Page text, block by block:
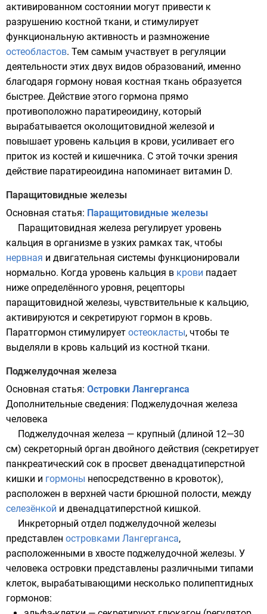
активированном состоянии могут привести к
разрушению костной ткани, и стимулирует
функциональную активность и размножение
остеобластов. Тем самым участвует в регуляции
деятельности этих двух видов образований, именно
благодаря гормону новая костная ткань образуется
быстрее. Действие этого гормона прямо
противоположно паратиреоидину, который
вырабатывается околощитовидной железой и
повышает уровень кальция в крови, усиливает его
приток из костей и кишечника. С этой точки зрения
действие паратиреоидина напоминает витамин D.
Паращитовидные железы
Основная статья: Паращитовидные железы
Паращитовидная железа регулирует уровень
кальция в организме в узких рамках так, чтобы
нервная и двигательная системы функционировали
нормально. Когда уровень кальция в крови падает
ниже определённого уровня, рецепторы
паращитовидной железы, чувствительные к кальцию,
активируются и секретируют гормон в кровь.
Паратгормон стимулирует остеокласты, чтобы те
выделяли в кровь кальций из костной ткани.
Поджелудочная железа
Основная статья: Островки Лангерганса
Дополнительные сведения: Поджелудочная железа
человека
Поджелудочная железа — крупный (длиной 12—30
см) секреторный о́рган двойного действия (секретирует
панкреатический сок в просвет двенадцатиперстной
кишки и гормоны непосредственно в кровоток),
расположен в верхней части брюшной полости, между
селезёнкой и двенадцатиперстной кишкой.
Инкреторный отдел поджелудочной железы
представлен островками Лангерганса,
расположенными в хвосте поджелудочной железы. У
человека островки представлены различными типами
клеток, вырабатывающими несколько полипептидных
гормонов: